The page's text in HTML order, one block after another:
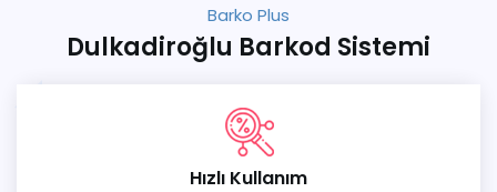
Barko Plus
Dulkadiroğlu Barkod Sistemi
Hızlı Kullanım